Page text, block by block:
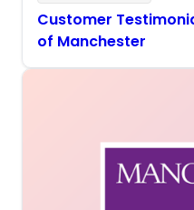
Customer
of Manchester